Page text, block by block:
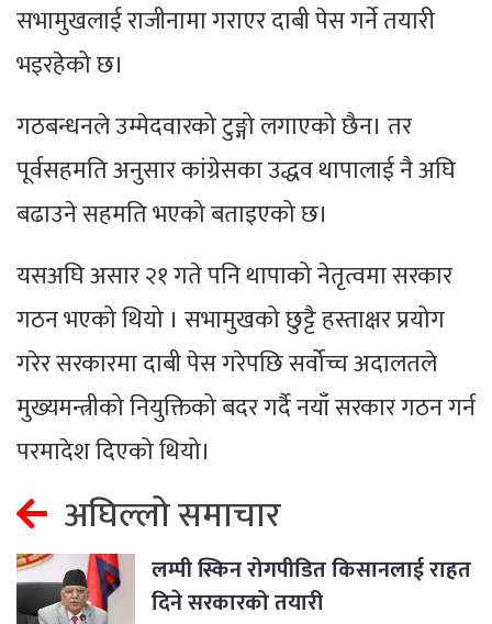
सभामुखलाई राजीनामा गराएर दाबी पेस गर्ने तयारी
भइरहेको छ।
गठबन्धनले उम्मेदवारको टुङ्गो लगाएको छैन। तर
पूर्वसहमति अनुसार कांग्रेसका उद्धव थापालाई नै अघि
बढाउने सहमति भएको बताइएको छ।
यसअघि असार २१ गते पनि थापाको नेतृत्वमा सरकार
गठन भएको थियो । सभामुखको छुट्टै हस्ताक्षर प्रयोग
गरेर सरकारमा दाबी पेस गरेपछि सर्वोच्च अदालतले
मुख्यमन्त्रीको नियुक्तिको बदर गर्दै नयाँ सरकार गठन गर्न
परमादेश दिएको थियो।
अघिल्लो समाचार
लम्पी स्किन रोगपीडित किसानलाई राहत
दिने सरकारको तयारी